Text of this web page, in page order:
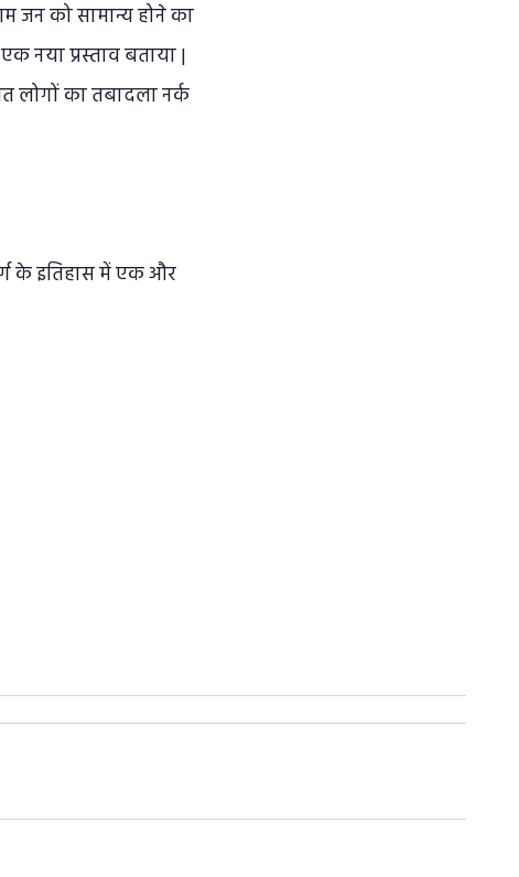
जन को सामान्य होने का
नया प्रस्ताव बताया |
लोगों का तबादला नर्क
के इतिहास में एक और